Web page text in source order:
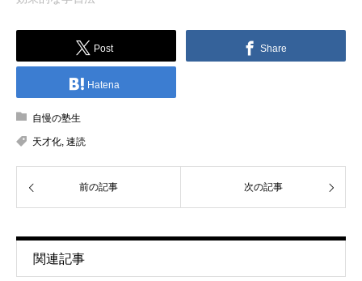
Post Share
Hatena
自慢の塾生
天才化, 速読
前の記事 次の記事
関連記事